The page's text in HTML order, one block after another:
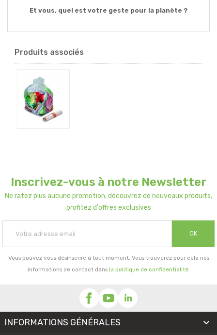
Et vous, quel est votre geste pour la planète ?
Produits associés
Inscrivez-vous à notre Newsletter
Ne ratez plus aucune promotion, découvrez de nouveaux produits,
profitez d'offres exclusives
OK
Vous pouvez vous désinscrire à tout moment. Vous trouverez pour cela nos
informations de contact dans la politique de confidentialité.
INFORMATIONS GÉNÉRALES 